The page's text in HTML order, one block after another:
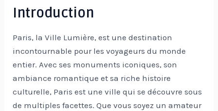
Introduction
Paris, la Ville Lumière, est une destination
incontournable pour les voyageurs du monde
entier. Avec ses monuments iconiques, son
ambiance romantique et sa riche histoire
culturelle, Paris est une ville qui se découvre sous
de multiples facettes. Que vous soyez un amateur